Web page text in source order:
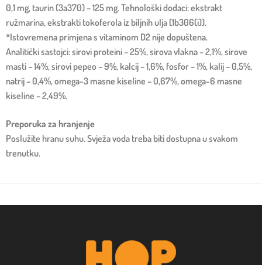
0,1 mg, taurin (3a370) – 125 mg. Tehnološki dodaci: ekstrakt
ružmarina, ekstrakti tokoferola iz biljnih ulja (1b306(i)).
*Istovremena primjena s vitaminom D2 nije dopuštena.
Analitički sastojci: sirovi proteini – 25%, sirova vlakna – 2,1%, sirove
masti – 14%, sirovi pepeo – 9%, kalcij – 1,6%, fosfor – 1%, kalij – 0,5%,
natrij – 0,4%, omega-3 masne kiseline – 0,67%, omega-6 masne
kiseline – 2,49%.
Preporuka za hranjenje
Poslužite hranu suhu. Svježa voda treba biti dostupna u svakom
trenutku.